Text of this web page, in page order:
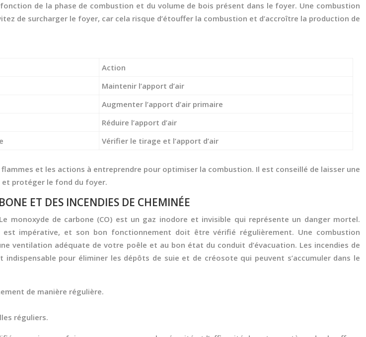
de la phase de combustion et du volume de bois présent dans le foyer. Une combustion
de surcharger le foyer, car cela risque d’étouffer la combustion et d’accroître la production de
Action
Maintenir l’apport d’air
Augmenter l’apport d’air primaire
Réduire l’apport d’air
Vérifier le tirage et l’apport d’air
et les actions à entreprendre pour optimiser la combustion. Il est conseillé de laisser une
et protéger le fond du foyer.
ET DES INCENDIES DE CHEMINÉE
monoxyde de carbone (CO) est un gaz inodore et invisible qui représente un danger mortel.
impérative, et son bon fonctionnement doit être vérifié régulièrement. Une combustion
ventilation adéquate de votre poêle et au bon état du conduit d’évacuation. Les incendies de
pour éliminer les dépôts de suie et de créosote qui peuvent s’accumuler dans le
de manière régulière.
réguliers.